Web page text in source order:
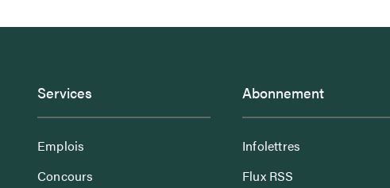
Services
Emplois
Concours
Abonnement
Infolettres
Flux RSS